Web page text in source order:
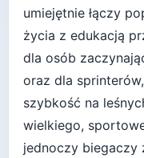
umiejętnie łączy
życia z edukacją
dla osób
oraz dla
szybkość na
wielkiego,
jednoczy biegaczy